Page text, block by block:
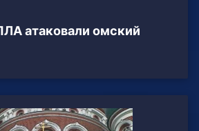
атаковали омский